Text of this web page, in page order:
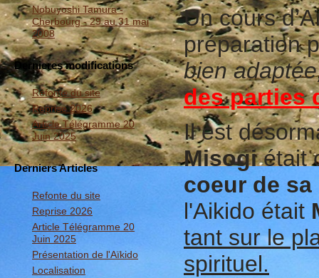
Nobuyoshi Tamura -
Cherbourg - 29 au 31 mai
2008
Dernieres modifications
Refonte du site
Reprise 2026
Article Télégramme 20
Juin 2025
Derniers Articles
Refonte du site
Reprise 2026
Article Télégramme 20
Juin 2025
Présentation de l'Aïkido
Localisation
Un cours
préparation
bien
des parties
Il est
Misogiétait
coeur de
l'Aikido était
tant sur le
spirituel.